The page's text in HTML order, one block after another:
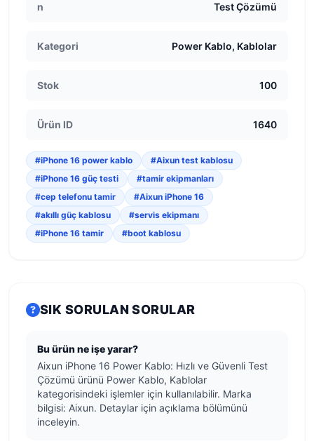
n
Test Çözümü
Kategori Power Kablo, Kablolar
Stok 100
Ürün ID 1640
#iPhone 16 power kablo
#Aixun test kablosu
#iPhone 16 güç testi
#tamir ekipmanları
#cep telefonu tamir
#Aixun iPhone 16
#akıllı güç kablosu
#servis ekipmanı
#iPhone 16 tamir
#boot kablosu
SIK SORULAN SORULAR
Bu ürün ne işe yarar?
Aixun iPhone 16 Power Kablo: Hızlı ve Güvenli Test
Çözümü ürünü Power Kablo, Kablolar
kategorisindeki işlemler için kullanılabilir. Marka
bilgisi: Aixun. Detaylar için açıklama bölümünü
inceleyin.